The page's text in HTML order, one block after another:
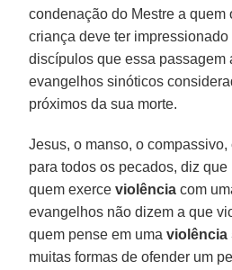
condenação do Mestre a quem
criança deve ter
discípulos que essa passagem
evangelhos sinóticos
próximos da sua morte.
Jesus, o manso, o
para todos os pecados, diz
quem exerceviolência com
evangelhos não dizem a que
quem pense em umaviolência
muitas formas de ofender um